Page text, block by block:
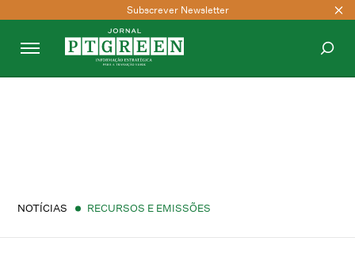
Subscrever Newsletter
NOTÍCIAS RECURSOS E EMISSÕES